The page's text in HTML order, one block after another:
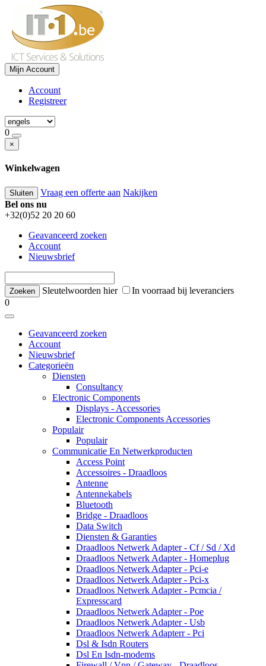
Mijn Account
Account
Registreer
0
×
Winkelwagen
Sluiten Vraag een offerte aan Nakijken
Bel ons nu
+32(0)52 20 20 60
Geavanceerd zoeken
Account
Nieuwsbrief
Sleutelwoorden hier
In voorraad bij leveranciers
0
Geavanceerd zoeken
Account
Nieuwsbrief
Categorieën
Diensten
Consultancy
Electronic Components
Displays - Accessories
Electronic Components Accessories
Populair
Populair
Communicatie En Netwerkproducten
Access Point
Accessoires - Draadloos
Antenne
Antennekabels
Bluetooth
Bridge - Draadloos
Data Switch
Diensten & Garanties
Draadloos Netwerk Adapter - Cf / Sd / Xd
Draadloos Netwerk Adapter - Homeplug
Draadloos Netwerk Adapter - Pci-e
Draadloos Netwerk Adapter - Pci-x
Draadloos Netwerk Adapter - Pcmcia /
Expresscard
Draadloos Netwerk Adapter - Poe
Draadloos Netwerk Adapter - Usb
Draadloos Netwerk Adapterr - Pci
Dsl & Isdn Routers
Dsl En Isdn-modems